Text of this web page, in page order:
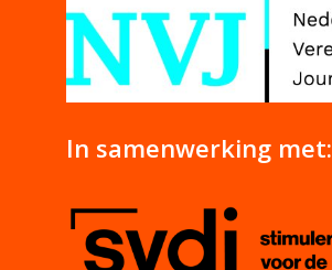
In samenwerking met: